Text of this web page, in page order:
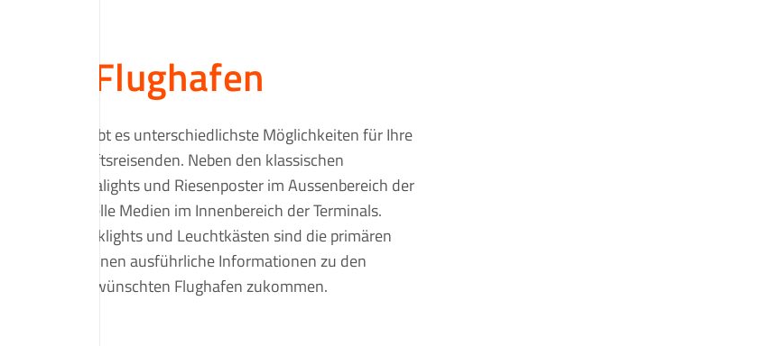
am Flughafen
gibt es unterschiedlichste Möglichkeiten für Ihre
und Geschäftsreisenden. Neben den klassischen
Megalights und Riesenposter im Aussenbereich der
viele individuelle Medien im Innenbereich der Terminals.
Backlights und Leuchtkästen sind die primären
lassen wir Ihnen ausführliche Informationen zu den
an Ihrem gewünschten Flughafen zukommen.